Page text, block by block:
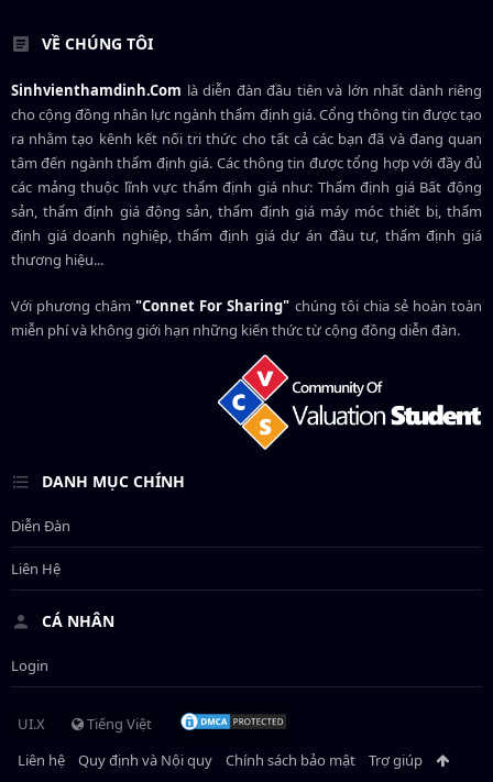
VỀ CHÚNG TÔI
Sinhvienthamdinh.Com là diễn đàn đầu tiên và lớn nhất dành riêng
cho cộng đồng nhân lực ngànhthẩm định giá. Cổng thông tin được tạo
ra nhằm tạo kênh kết nối tri thức cho tất cả các bạn đã và đang quan
tâm đến ngành thẩm định giá. Các thông tin được tổng hợp với đầy đủ
các mảng thuộc lĩnh vực thẩm định giá như: Thẩm định giá Bất động
sản, thẩm định giá động sản, thẩm định giá máy móc thiết bị, thẩm
định giá doanh nghiệp, thẩm định giá dự án đầu tư, thẩm định giá
thương hiệu...
Với phương châm"Connet For Sharing" chúng tôi chia sẻ hoàn toàn
miễn phí và không giới hạn những kiến thức từ cộng đồng diễn đàn.
DANH MỤC CHÍNH
Diễn Đàn
Liên Hệ
CÁ NHÂN
Login
UI.X
Tiếng Việt
Liên hệ
Quy định và Nội quy Chính sách bảo mật Trợ giúp